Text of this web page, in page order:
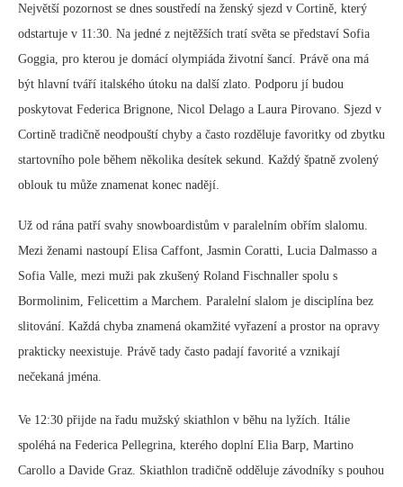
Největší pozornost se dnes soustředí na ženský sjezd v Cortině, který
odstartuje v 11:30. Na jedné z nejtěžších tratí světa se představí Sofia
Goggia, pro kterou je domácí olympiáda životní šancí. Právě ona má
být hlavní tváří italského útoku na další zlato. Podporu jí budou
poskytovat Federica Brignone, Nicol Delago a Laura Pirovano. Sjezd v
Cortině tradičně neodpouští chyby a často rozděluje favoritky od zbytku
startovního pole během několika desítek sekund. Každý špatně zvolený
oblouk tu může znamenat konec nadějí.
Už od rána patří svahy snowboardistům v paralelním obřím slalomu.
Mezi ženami nastoupí Elisa Caffont, Jasmin Coratti, Lucia Dalmasso a
Sofia Valle, mezi muži pak zkušený Roland Fischnaller spolu s
Bormolinim, Felicettim a Marchem. Paralelní slalom je disciplína bez
slitování. Každá chyba znamená okamžité vyřazení a prostor na opravy
prakticky neexistuje. Právě tady často padají favorité a vznikají
nečekaná jména.
Ve 12:30 přijde na řadu mužský skiathlon v běhu na lyžích. Itálie
spoléhá na Federica Pellegrina, kterého doplní Elia Barp, Martino
Carollo a Davide Graz. Skiathlon tradičně odděluje závodníky s pouhou